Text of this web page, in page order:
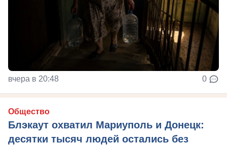
вчера в 20:48 0
Общество
Блэкаут охватил Мариуполь и Донецк:
десятки тысяч людей остались без